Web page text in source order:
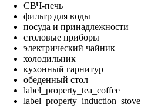
СВЧ-печь
фильтр для воды
посуда и принадлежности
столовые приборы
электрический чайник
холодильник
кухонный гарнитур
обеденный стол
label_property_tea_coffee
label_property_induction_stove